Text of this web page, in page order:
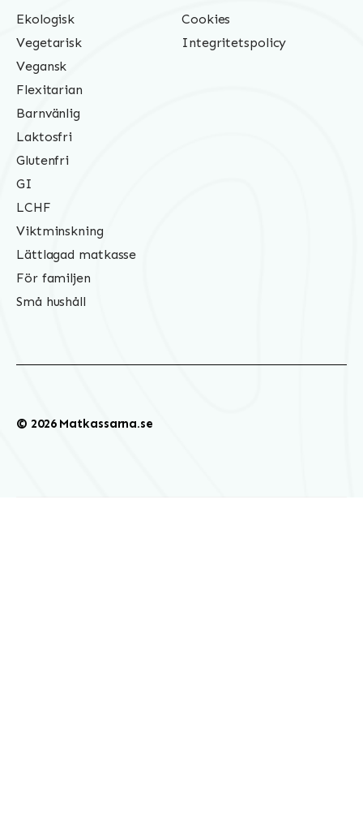
Ekologisk
Vegetarisk
Vegansk
Flexitarian
Barnvänlig
Laktosfri
Glutenfri
GI
LCHF
Viktminskning
Lättlagad matkasse
För familjen
Små hushåll
Cookies
Integritetspolicy
© 2026 Matkassarna.se